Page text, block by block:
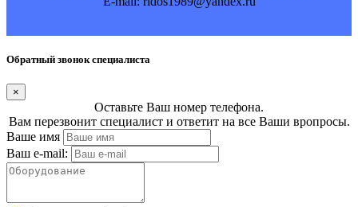
Обратный звонок специалиста
×
Оставьте Ваш номер телефона.
Вам перезвонит специалист и ответит на все Ваши вропросы.
Ваше имя
Ваш e-mail: